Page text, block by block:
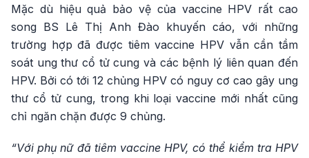
Mặc dù hiệu quả bảo vệ của vaccine HPV rất cao
song BS Lê Thị Anh Đào khuyến cáo, với những
trường hợp đã được tiêm vaccine HPV vẫn cần tầm
soát ung thư cổ tử cung và các bệnh lý liên quan đến
HPV. Bởi có tới 12 chủng HPV có nguy cơ cao gây ung
thư cổ tử cung, trong khi loại vaccine mới nhất cũng
chỉ ngăn chặn được 9 chủng.
“Với phụ nữ đã tiêm vaccine HPV, có thể kiểm tra HPV